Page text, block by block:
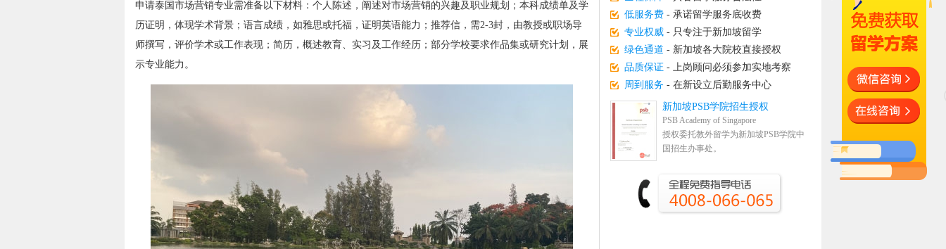
申请泰国市场营销专业需准备以下材料：个人陈述，阐述对市场营销的兴趣及职业规划；本科成绩单及学
历证明，体现学术背景；语言成绩，如雅思或托福，证明英语能力；推荐信，需2-3封，由教授或职场导
师撰写，评价学术或工作表现；简历，概述教育、实习及工作经历；部分学校要求作品集或研究计划，展
示专业能力。
低服务费 - 承诺留学服务底收费
专业权威 - 只专注于新加坡留学
绿色通道 - 新加坡各大院校直接授权
品质保证 - 上岗顾问必须参加实地考察
周到服务 - 在新设立后勤服务中心